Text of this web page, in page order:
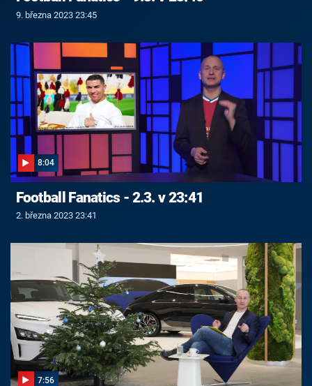
9. března 2023 23:45
8:04
Football Fanatics - 2.3. v 23:41
2. března 2023 23:41
7:56